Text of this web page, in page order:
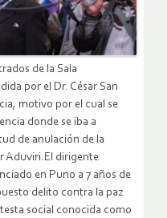
de la Sala
por el Dr. César San
motivo por el cual se
donde se iba a
de anulación de la
Aduviri.El dirigente
en Puno a 7 años de
delito contra la paz
social conocida como